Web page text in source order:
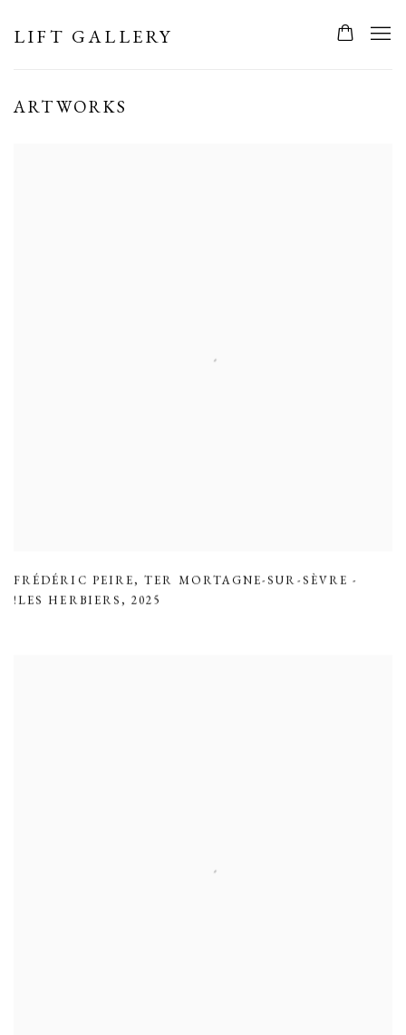
LIFT GALLERY
ARTWORKS
FRÉDÉRIC PEIRE,TER MORTAGNE-SUR-SÈVRE -
!LES HERBIERS ,2025